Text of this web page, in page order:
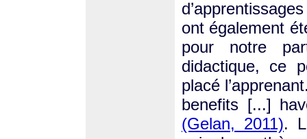
ont également
pour notre
didactique, ce
placé
benefits [...]
(Gelan, 2011).